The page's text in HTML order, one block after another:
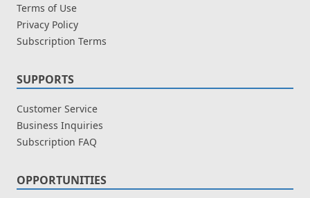
Terms of Use
Privacy Policy
Subscription Terms
SUPPORTS
Customer Service
Business Inquiries
Subscription FAQ
OPPORTUNITIES